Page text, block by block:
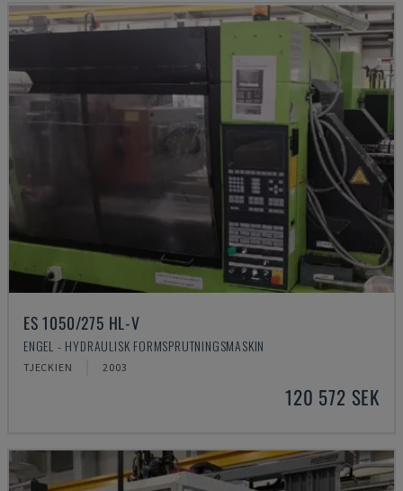
ES 1050/275 HL-V
ENGEL - HYDRAULISK FORMSPRUTNINGSMASKIN
TJECKIEN 2003
120 572 SEK